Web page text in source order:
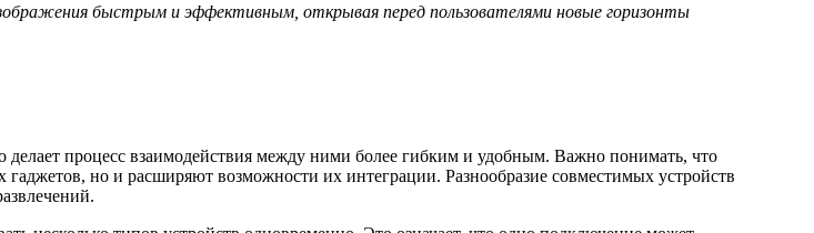
быстрым и эффективным, открывая перед пользователями новые горизонты
процесс взаимодействия между ними более гибким и удобным. Важно понимать, что
но и расширяют возможности их интеграции. Разнообразие совместимых устройств